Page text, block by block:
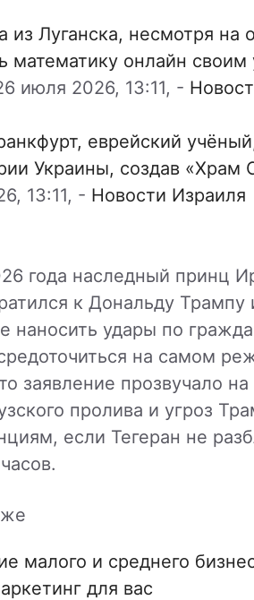
из Луганска, несмотря
математику онлайн
июля 2026, 13:11, -
еврейский
Украины, создав
13:11, - Новости Израиля
года наследный принц
к Дональду Трампу
наносить удары по
на самом
заявление прозвучало
пролива и угроз
если Тегеран не
малого и среднего
для вас